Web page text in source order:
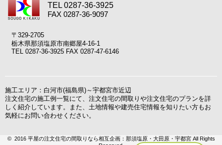
TEL 0287-36-3925
FAX 0287-36-9097
〒329-2705
栃木県那須塩原市南郷屋4-16-1
TEL 0287-36-3925 FAX 0287-47-6146
施工エリア：白河市(福島県)～宇都宮市近辺
注文住宅の施工例一覧にて、注文住宅の間取りや注文住宅のプランを詳
しく紹介しています。また、土地情報や建売住宅情報を知りたい方もお
気軽にお問い合わせください。
© 2016 平屋の注文住宅の間取りなら相互企画：那須塩原・大田原・宇都宮 All Rights